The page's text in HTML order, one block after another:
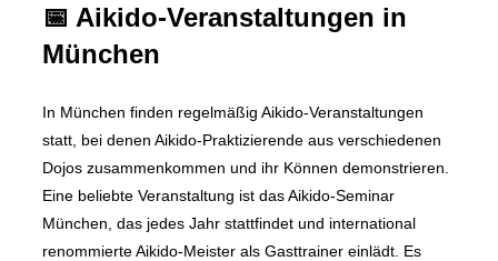
📅 Aikido-Veranstaltungen in
München
In München finden regelmäßig Aikido-Veranstaltungen
statt, bei denen Aikido-Praktizierende aus verschiedenen
Dojos zusammenkommen und ihr Können demonstrieren.
Eine beliebte Veranstaltung ist das Aikido-Seminar
München, das jedes Jahr stattfindet und international
renommierte Aikido-Meister als Gasttrainer einlädt. Es